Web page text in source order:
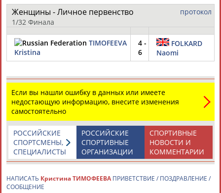
24 персон из 13181
ТАБЛО АКТИВНОСТИ
ЦЕЛИ ПРОЕКТА КОНТАКТЫ НАШИ КНОПКИ РЕКЛАМА
Вопросы сотрудничества и совместной деятельностиinform@infosport.ru
Адресов в новостной рассылке: 996
Подпишись
протокол
Женщины - Личное первенство
1/32 Финала
TIMOFEEVA
Kristina
4 -
6
FOLKARD
Naomi
Если вы нашли ошибку в данных или имеете
недостающую информацию, внесите изменения
самостоятельно
СПОРТИВНЫЕ
НОВОСТИ И
КОММЕНТАРИИ
РОССИЙСКИЕ
СПОРТИВНЫЕ
ОРГАНИЗАЦИИ
РОССИЙСКИЕ
СПОРТСМЕНЫ,
СПЕЦИАЛИСТЫ
НАПИСАТЬ Кристина ТИМОФЕЕВА ПРИВЕТСТВИЕ / ПОЗДРАВЛЕНИЕ /
СООБЩЕНИЕ